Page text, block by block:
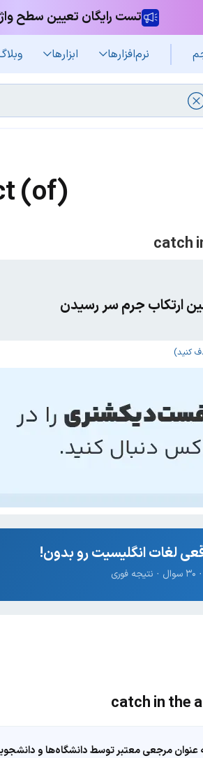
تست رایگان تعیین سطح
نرم‌افزار‌ها ابزارها
(of)
ارتکاب جرم سر رسیدن
کنید)
لغات انگلیسیت رو بدون!
مرجعی معتبر توسط دانشگاه‌ها و